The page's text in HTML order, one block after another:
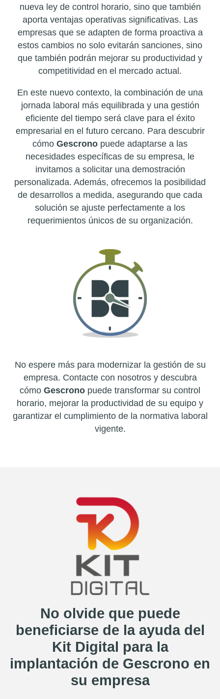
nueva ley de control horario, sino que también
aporta ventajas operativas significativas. Las
empresas que se adapten de forma proactiva a
estos cambios no solo evitarán sanciones, sino
que también podrán mejorar su productividad y
competitividad en el mercado actual.
En este nuevo contexto, la combinación de una
jornada laboral más equilibrada y una gestión
eficiente del tiempo será clave para el éxito
empresarial en el futuro cercano. Para descubrir
cómo Gescrono puede adaptarse a las
necesidades específicas de su empresa, le
invitamos a solicitar una demostración
personalizada. Además, ofrecemos la posibilidad
de desarrollos a medida, asegurando que cada
solución se ajuste perfectamente a los
requerimientos únicos de su organización.
No espere más para modernizar la gestión de su
empresa. Contacte con nosotros y descubra
cómo Gescrono puede transformar su control
horario, mejorar la productividad de su equipo y
garantizar el cumplimiento de la normativa laboral
vigente.
No olvide que puede
beneficiarse de la ayuda del
Kit Digital para la
implantación de Gescrono en
su empresa